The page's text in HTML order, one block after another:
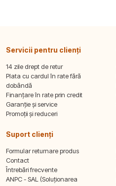
Servicii pentru clienți
14 zile drept de retur
Plata cu cardul în rate fără
dobândă
Finanțare în rate prin credit
Garanție și service
Promoții și reduceri
Suport clienți
Formular returnare produs
Contact
Întrebări frecvente
ANPC - SAL (Soluționarea